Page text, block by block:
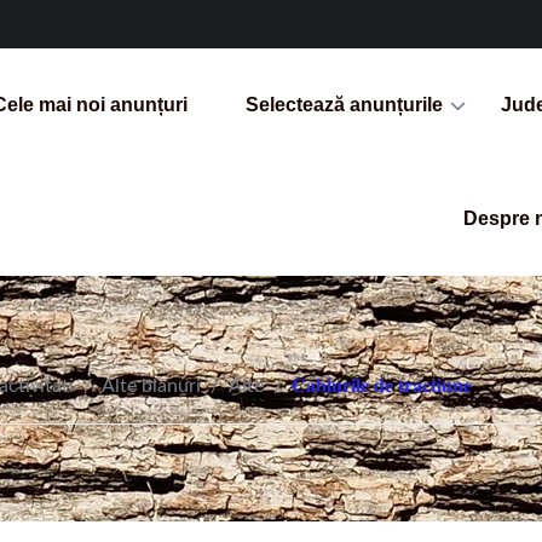
mai noi anunțuri Selectează anunțurile
Despre
/ Alte blanuri / Alte / 𝐂𝐚𝐛𝐥𝐮𝐫𝐢𝐥𝐞 𝐝𝐞 𝐭𝐫𝐚𝐜𝐭𝐢𝐮𝐧𝐞